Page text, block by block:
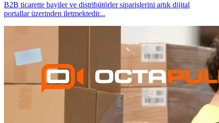
B2B ticarette bayiler ve distribütörler siparişlerini artık dijital
portallar üzerinden iletmektedir...